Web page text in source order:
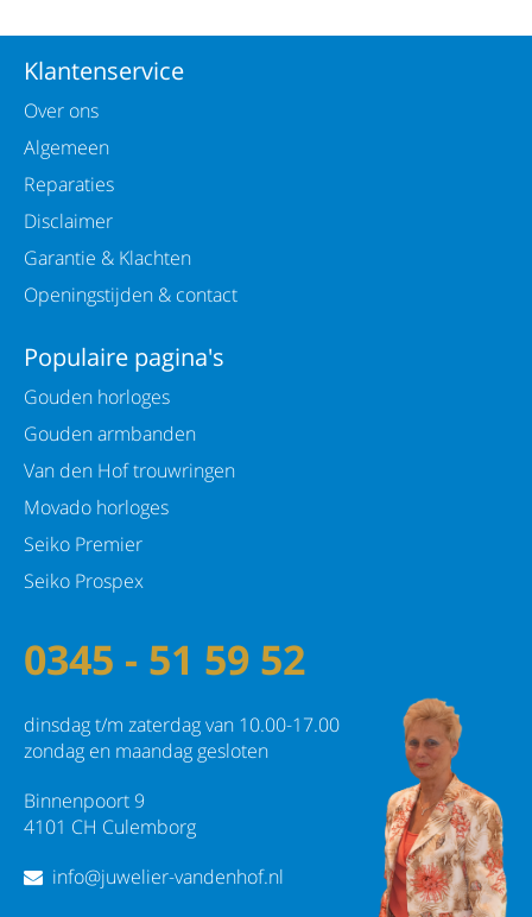
Klantenservice
Over ons
Algemeen
Reparaties
Disclaimer
Garantie & Klachten
Openingstijden & contact
Populaire pagina's
Gouden horloges
Gouden armbanden
Van den Hof trouwringen
Movado horloges
Seiko Premier
Seiko Prospex
0345 - 51 59 52
dinsdag t/m zaterdag van 10.00-17.00
zondag en maandag gesloten
Binnenpoort 9
4101 CH Culemborg
info@juwelier-vandenhof.nl